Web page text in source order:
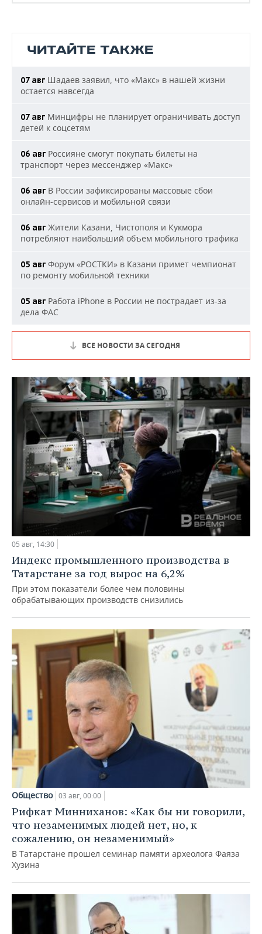
ЧИТАЙТЕ ТАКЖЕ
07 авг Шадаев заявил, что «Макс» в нашей жизни
остается навсегда
07 авг Минцифры не планирует ограничивать доступ
детей к соцсетям
06 авг Россияне смогут покупать билеты на
транспорт через мессенджер «Макс»
06 авг В России зафиксированы массовые сбои
онлайн-сервисов и мобильной связи
06 авг Жители Казани, Чистополя и Кукмора
потребляют наибольший объем мобильного трафика
05 авг Форум «РОСТКИ» в Казани примет чемпионат
по ремонту мобильной техники
05 авг Работа iPhone в России не пострадает из-за
дела ФАС
ВСЕ НОВОСТИ ЗА СЕГОДНЯ
05 авг, 14:30
Индекс промышленного производства в
Татарстане за год вырос на 6,2%
При этом показатели более чем половины
обрабатывающих производств снизились
Общество 03 авг, 00:00
Рифкат Минниханов: «Как бы ни говорили,
что незаменимых людей нет, но, к
сожалению, он незаменимый»
В Татарстане прошел семинар памяти археолога Фаяза
Хузина